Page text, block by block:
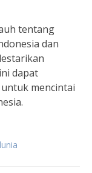
tentang
dan
dapat
mencintai